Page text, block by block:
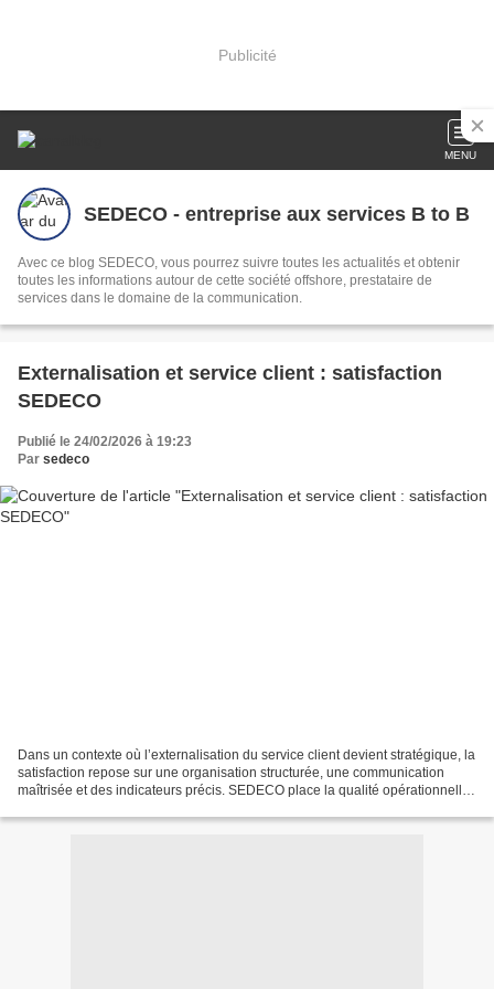
Publicité
MENU
SEDECO - entreprise aux services B to B
Avec ce blog SEDECO, vous pourrez suivre toutes les actualités et obtenir
toutes les informations autour de cette société offshore, prestataire de
services dans le domaine de la communication.
Externalisation et service client : satisfaction
SEDECO
Publié le 24/02/2026 à 19:23
Par sedeco
Dans un contexte où l’externalisation du service client devient stratégique, la
satisfaction repose sur une organisation structurée, une communication
maîtrisée et des indicateurs précis. SEDECO place la qualité opérationnelle